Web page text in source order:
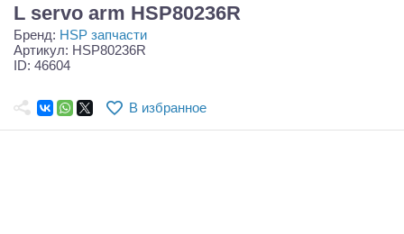
Запчасти и аксессуары
Игрушки
Квадрокоптеры
L servo arm HSP80236R
Бренд: HSP запчасти
Артикул: HSP80236R
ID: 46604
В избранное